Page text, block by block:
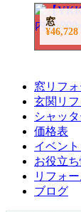
窓
¥46,728
窓リフ
玄関リ
シャッ
価格表
イベン
お役立
リフォ
ブログ